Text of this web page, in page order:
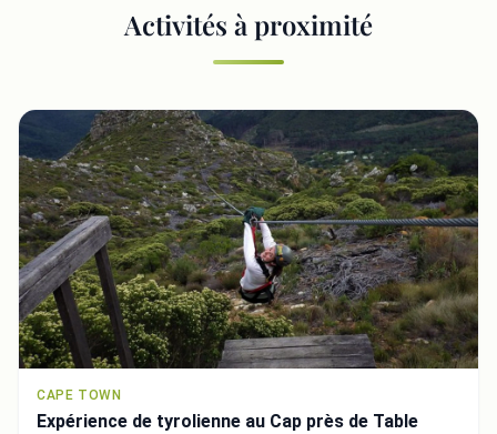
Activités à proximité
CAPE TOWN
Expérience de tyrolienne au Cap près de Table